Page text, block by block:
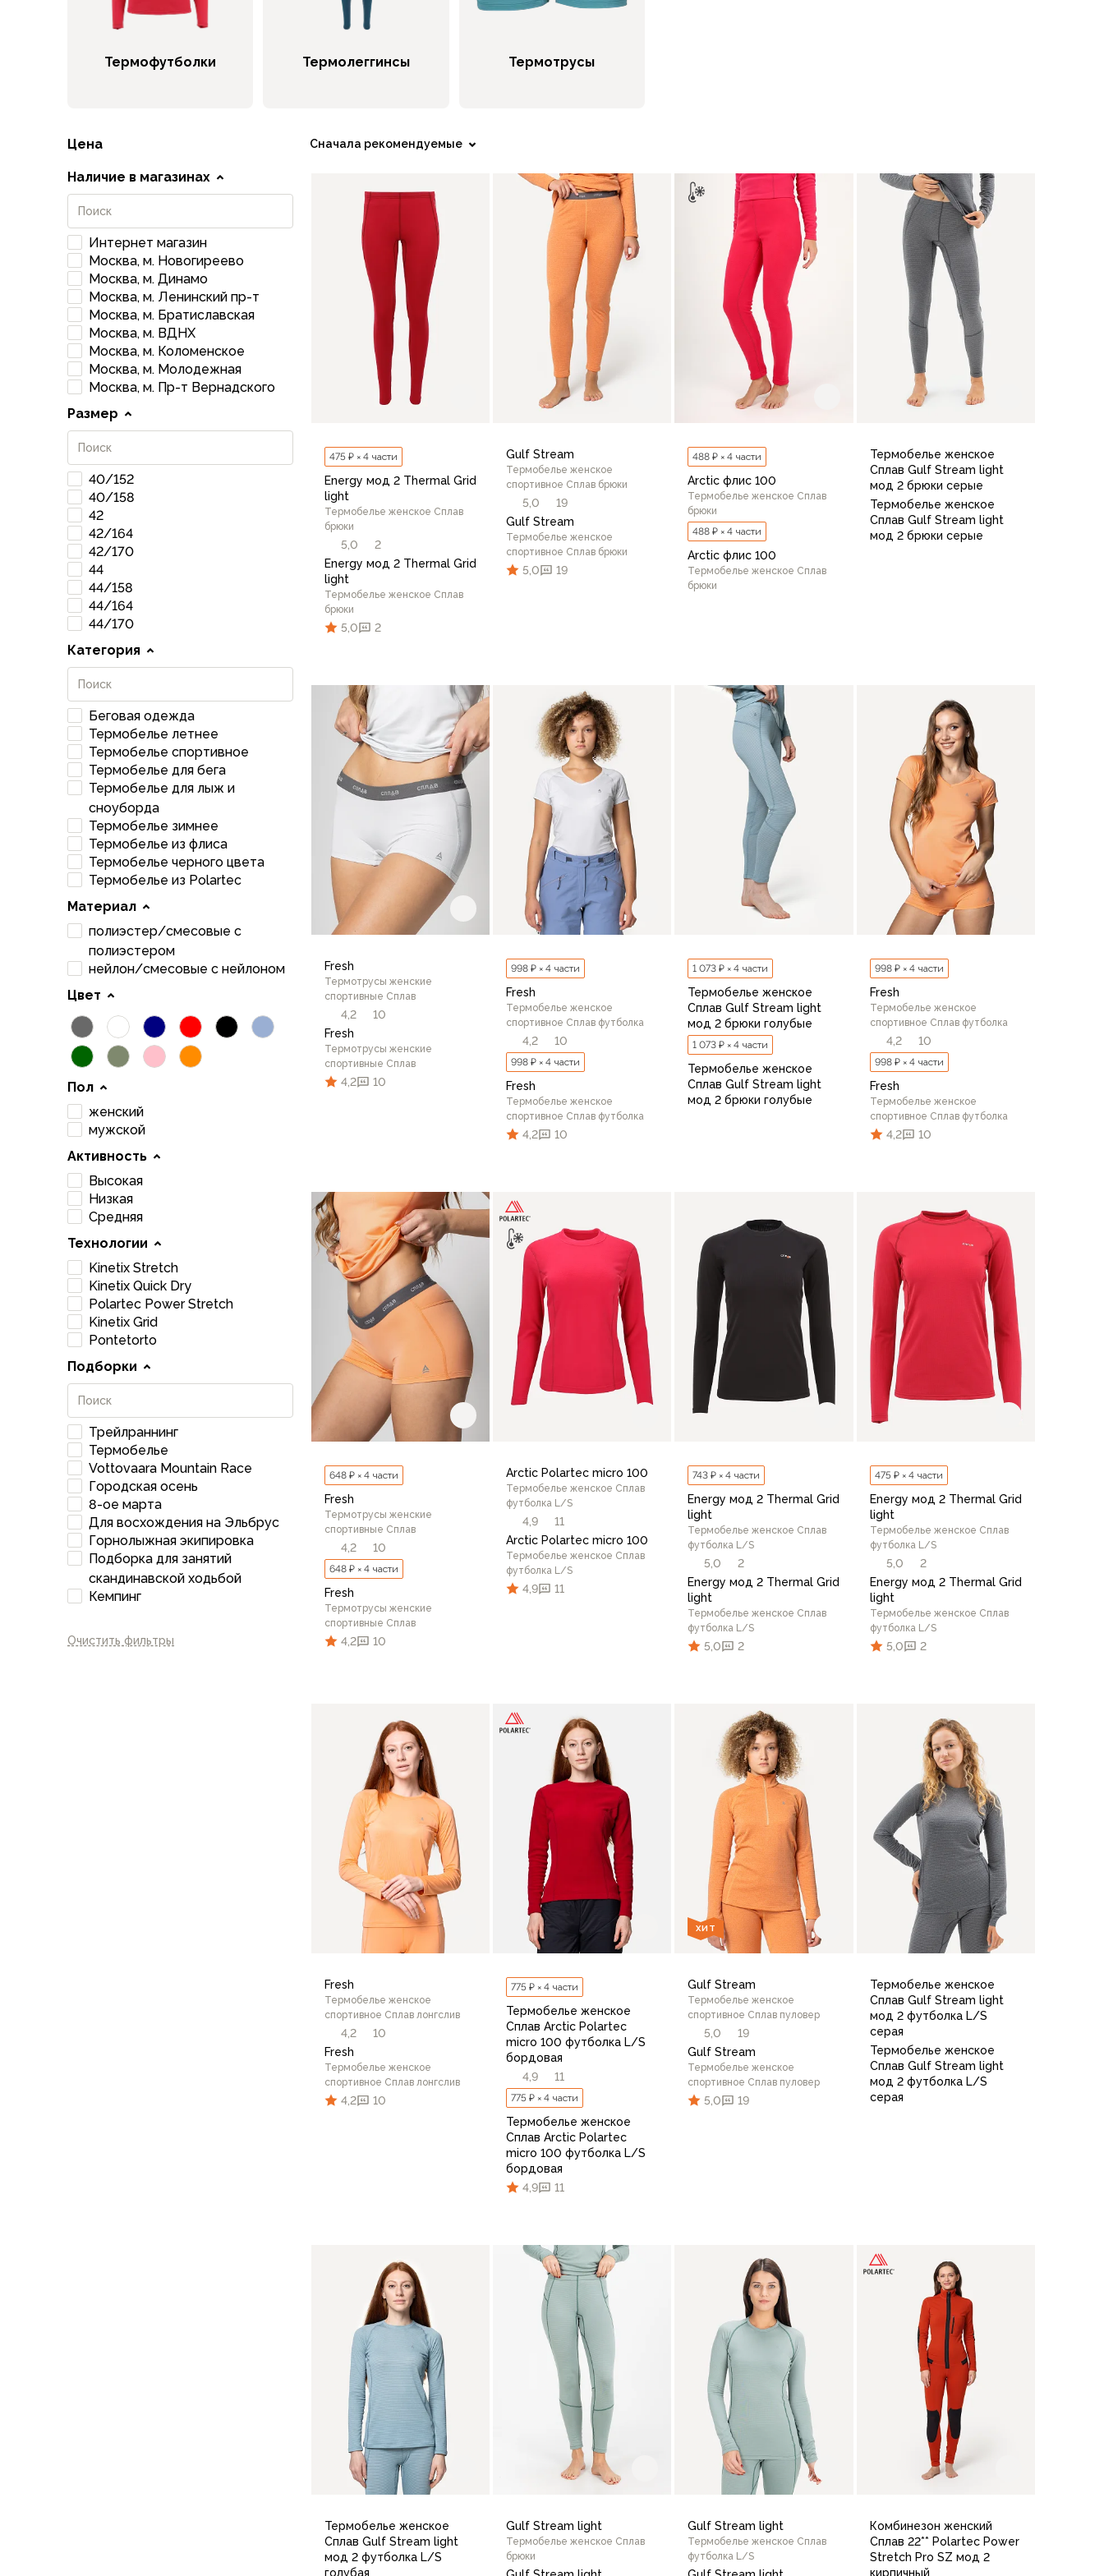
Брюки софтшелл и ветрозащита
Флисовые брюки
Шорты
Термокальсоны
Комбинезоны, изотермики
Футболки, лонгсливы
Рубашки
Толстовки, худи
Нижнее белье
Спелеокомбинезоны
Женская одежда
Куртки
Мембранные куртки
Куртки софтшелл и ветрозащита
Флисовые куртки
Пончо и дождевики
Пуховые куртки
Куртки с синтетическим утеплителем
Жилеты
Брюки
Мембранные брюки
Брюки софтшелл и ветрозащита
Брюки с синтетическим утеплителем
Флисовые брюки
Беговые и спортивные
Шорты
Термофутболки
Термолеггинсы
Термотрусы
Толстовки, худи
Футболки
Нижнее белье
Обувь
Мужская обувь
Ботинки
Утепленные
Неутепленные
Полуботинки
Трейловые кроссовки
Повседневные кроссовки
Кроссовки треккинговые
Сапоги
Зимние
Демисезонные
Болотные сапоги, забродники
Вкладыши
Сандалии
Гамаши, бахилы
Аксессуары для обуви
Уход за обувью
Шнурки, стельки
Сушилки для обуви
Клей
Ледоступы
Ботинки
Кроссовки
Сапоги
Гамаши, бахилы
Аксессуары для обуви
Уход за обувью
Шнурки, стельки
Сушилки для обуви
Клей
Ледоступы
Аксессуары
Варежки и перчатки
Варежки
Зимние перчатки
Всесезонные перчатки
Мембранные перчатки
Неопреновые перчатки
Полуперчатки
Головные уборы
Маски, подшлемники
Термофутболки Термолеггинсы Термотрусы
Цена
Наличие в магазинах
Интернет магазин
Москва, м. Новогиреево
Москва, м. Динамо
Москва, м. Ленинский пр-т
Москва, м. Братиславская
Москва, м. ВДНХ
Москва, м. Коломенское
Москва, м. Молодежная
Москва, м. Пр-т Вернадского
Размер
40/152
40/158
42
42/164
42/170
44
44/158
44/164
44/170
Категория
Беговая одежда
Термобелье летнее
Термобелье спортивное
Термобелье для бега
Термобелье для лыж и
сноуборда
Термобелье зимнее
Термобелье из флиса
Термобелье черного цвета
Термобелье из Polartec
Материал
полиэстер/смесовые с
полиэстером
нейлон/смесовые с нейлоном
Цвет
Пол
женский
мужской
Активность
Высокая
Низкая
Средняя
Технологии
Kinetix Stretch
Kinetix Quick Dry
Polartec Power Stretch
Kinetix Grid
Pontetorto
Подборки
Трейлраннинг
Термобелье
Vottovaara Mountain Race
Городская осень
8-ое марта
Для восхождения на Эльбрус
Горнолыжная экипировка
Подборка для занятий
скандинавской ходьбой
Кемпинг
Очистить фильтры
Сначала рекомендуемые
475 ₽ × 4 части
Energy мод 2 Thermal Grid
light
Термобелье женское Сплав
брюки
5,0
2
Energy мод 2 Thermal Grid
light
Термобелье женское Сплав
брюки
5,0 2
52/176 48/176 50/170 50/176 46/164 44/164
В корзину
Gulf Stream
Термобелье женское
спортивное Сплав брюки
5,0
19
Gulf Stream
Термобелье женское
спортивное Сплав брюки
5,0 19
В корзину
488 ₽ × 4 части
Arctic флис 100
Термобелье женское Сплав
брюки
488 ₽ × 4 части
Arctic флис 100
Термобелье женское Сплав
брюки
В корзину
Термобелье женское
Сплав Gulf Stream light
мод 2 брюки серые
Термобелье женское
Сплав Gulf Stream light
мод 2 брюки серые
Fresh
Термотрусы женские
спортивные Сплав
4,2
10
Fresh
Термотрусы женские
спортивные Сплав
4,2 10
В корзину
998 ₽ × 4 части
Fresh
Термобелье женское
спортивное Сплав футболка
4,2 10
998 ₽ × 4 части
Fresh
Термобелье женское
спортивное Сплав футболка
4,2 10
42 54
В корзину
1 073 ₽ × 4 части
Термобелье женское
Сплав Gulf Stream light
мод 2 брюки голубые
1 073 ₽ × 4 части
Термобелье женское
Сплав Gulf Stream light
мод 2 брюки голубые
В корзину
998 ₽ × 4 части
Fresh
Термобелье женское
спортивное Сплав футболка
4,2 10
998 ₽ × 4 части
Fresh
Термобелье женское
спортивное Сплав футболка
4,2 10
44 46
648 ₽ × 4 части
Fresh
Термотрусы женские
спортивные Сплав
4,2 10
648 ₽ × 4 части
Fresh
Термотрусы женские
спортивные Сплав
4,2 10
44 46 50 54
В корзину
Arctic Polartec micro 100
Термобелье женское Сплав
футболка L/S
4,9
11
Arctic Polartec micro 100
Термобелье женское Сплав
футболка L/S
4,9 11
В корзину
743 ₽ × 4 части
Energy мод 2 Thermal Grid
light
Термобелье женское Сплав
футболка L/S
5,0
2
Energy мод 2 Thermal Grid
light
Термобелье женское Сплав
футболка L/S
5,0 2
48/176 50/170 52/176 48/170
В корзину
475 ₽ × 4 части
Energy мод 2 Thermal Grid
light
Термобелье женское Сплав
футболка L/S
5,0
2
Energy мод 2 Thermal Grid
light
Термобелье женское Сплав
футболка L/S
5,0 2
50/176
В корзину
Fresh
Термобелье женское
спортивное Сплав лонгслив
4,2
10
Fresh
Термобелье женское
спортивное Сплав лонгслив
4,2 10
44/170 46/164
775 ₽ × 4 части
Термобелье женское
Сплав Arctic Polartec
micro 100 футболка L/S
бордовая
4,9
11
775 ₽ × 4 части
Термобелье женское
Сплав Arctic Polartec
micro 100 футболка L/S
бордовая
4,9
11
42/170 44/164 46/164 48/170 48/176
В корзину
ХИТ
Gulf Stream
Термобелье женское
спортивное Сплав пуловер
5,0
19
Gulf Stream
Термобелье женское
спортивное Сплав пуловер
5,0 19
Термобелье женское
Сплав Gulf Stream light
мод 2 футболка L/S
серая
Термобелье женское
Сплав Gulf Stream light
мод 2 футболка L/S
серая
Термобелье женское
Сплав Gulf Stream light
мод 2 футболка L/S
голубая
Gulf Stream light
Термобелье женское Сплав
брюки
Gulf Stream light
Термобелье женское Сплав
футболка L/S
Комбинезон женский
Сплав 22** Polartec Power
Stretch Pro SZ мод 2
кирпичный